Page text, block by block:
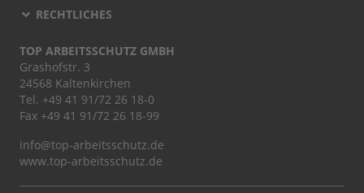
RECHTLICHES
TOP ARBEITSSCHUTZ GMBH
Grashofstr. 3
24568 Kaltenkirchen
Tel. +49 41 91/72 26 18-0
Fax +49 41 91/72 26 18-99
info@top-arbeitsschutz.de
www.top-arbeitsschutz.de